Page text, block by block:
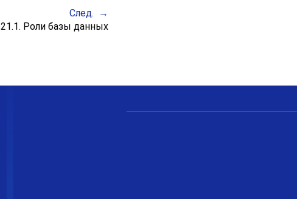
След.
21.1. Роли базы данных